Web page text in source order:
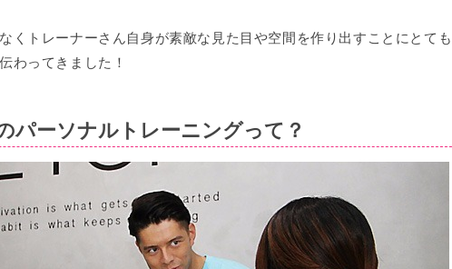
くトレーナーさん自身が素敵な見た目や空間を作り出すことにとても
わってきました！
パーソナルトレーニングって？